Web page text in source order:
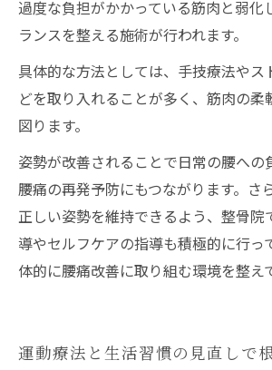
過度な負担がかかっている筋肉と弱化
ランスを整える施術が行われます。
具体的な方法としては、手技療法やス
どを取り入れることが多く、筋肉の柔
図ります。
姿勢が改善されることで日常の腰への
腰痛の再発予防にもつながります。さ
正しい姿勢を維持できるよう、整骨院
導やセルフケアの指導も積極的に行っ
体的に腰痛改善に取り組む環境を整え
運動療法と生活習慣の見直しで